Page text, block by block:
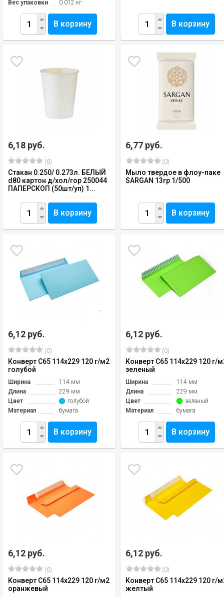
Вес упаковки 0.012 кг
В корзину В корзину
6,18 руб.
(0)
Стакан 0.250/ 0.273л. БЕЛЫЙ
d80 картон д/хол/гор 250044
ПАПЕРСКОП (50шт/уп) 1...
В корзину
6,77 руб.
(0)
Мыло твердое в флоу-паке
SARGAN 13гр 1/500
В корзину
6,12 руб.
(0)
Конверт C65 114х229 120 г/м2
голубой
Ширина
114 мм
Длина
229 мм
Цвет
голубой
Материал
бумага
В корзину
6,12 руб.
(0)
Конверт C65 114х229 120 г/
зеленый
Ширина
114 мм
Длина
229 мм
Цвет
зеленый
Материал
бумага
В корзину
6,12 руб.
(0)
Конверт C65 114х229 120 г/м2
оранжевый
6,12 руб.
(0)
Конверт C65 114х229 120 г/
желтый